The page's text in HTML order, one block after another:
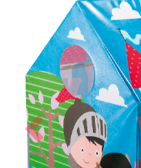
Predchádzajúci